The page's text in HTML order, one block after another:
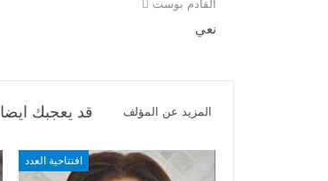
القادم بوست
نعي
قد يعجبك ايضا المزيد عن المؤلف
افتتاحية العدد